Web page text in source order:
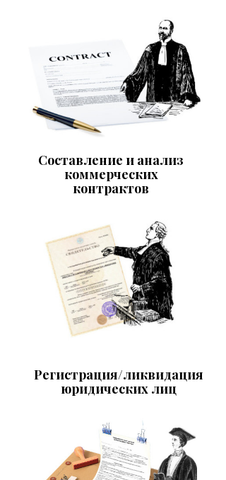
Составление и анализ
коммерческих
контрактов​​​​​​​
Регистрация/ликвидация
юридических лиц